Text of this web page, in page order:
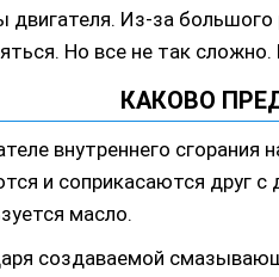
двигателя. Из-за
Но все не так
КАКОВО
внутреннего
и соприкасаются друг
масло.
создаваемой